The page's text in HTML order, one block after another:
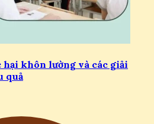
hại khôn lường và các giải
quả